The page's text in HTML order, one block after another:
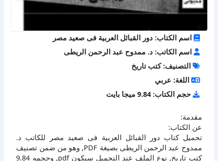
اسم الكتاب: دور القبائل العربية فى صعيد مصر
اسم الكاتب: د. ممدوح عبد الرحمن الريطى
التصنيف: كتب تاريخ
اللغة: عربي
حجم الكتاب: 9.84 ميجا بايت
مقدمة:
عن الكتاب:
تحميل كتاب دور القبائل العربية فى صعيد مصر للكاتب د.
ممدوح عبد الرحمن الريطى بصيغة PDF, وهو من ضمن تصنيف
كتب تاريخ, نوع الملف عند التحميل سيكون pdf, وحجمه 9.84